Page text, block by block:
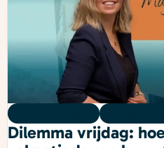
Dilemma vrijdag: